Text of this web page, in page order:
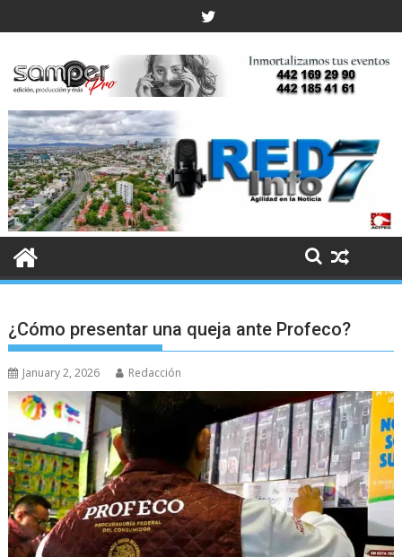
to
¿Cómo presentar una queja ante Profeco?
January 2, 2026 Redacción